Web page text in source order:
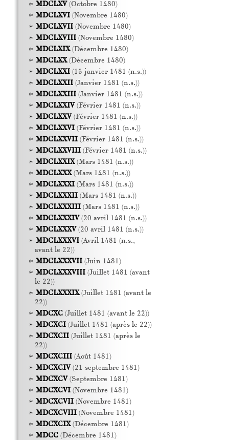
MDCLXV(Octobre 1480)
MDCLXVI(Novembre 1480)
MDCLXVII(Novembre 1480)
MDCLXVIII(Novembre 1480)
MDCLXIX(Décembre 1480)
MDCLXX(Décembre 1480)
MDCLXXI(15 janvier 1481 (n.s.))
MDCLXXII(Janvier 1481 (n.s.))
MDCLXXIII(Janvier 1481 (n.s.))
MDCLXXIV(Février 1481 (n.s.))
MDCLXXV(Février 1481 (n.s.))
MDCLXXVI(Février 1481 (n.s.))
MDCLXXVII(Février 1481 (n.s.))
MDCLXXVIII(Février 1481 (n.s.))
MDCLXXIX(Mars 1481 (n.s.))
MDCLXXX(Mars 1481 (n.s.))
MDCLXXXI(Mars 1481 (n.s.))
MDCLXXXII(Mars 1481 (n.s.))
MDCLXXXIII(Mars 1481 (n.s.))
MDCLXXXIV(20 avril 1481 (n.s.))
MDCLXXXV(20 avril 1481 (n.s.))
MDCLXXXVI(Avril 1481 (n.s.,
avant le 22))
MDCLXXXVII(Juin 1481)
MDCLXXXVIII(Juillet 1481 (avant
le 22))
MDCLXXXIX(Juillet 1481 (avant le
22))
MDCXC(Juillet 1481 (avant le 22))
MDCXCI(Juillet 1481 (après le 22))
MDCXCII(Juillet 1481 (après le
22))
MDCXCIII(Août 1481)
MDCXCIV(21 septembre 1481)
MDCXCV(Septembre 1481)
MDCXCVI(Novembre 1481)
MDCXCVII(Novembre 1481)
MDCXCVIII(Novembre 1481)
MDCXCIX(Décembre 1481)
MDCC(Décembre 1481)